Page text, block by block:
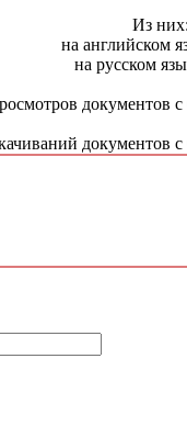
Из них:
на английском
на русском
документов
документов